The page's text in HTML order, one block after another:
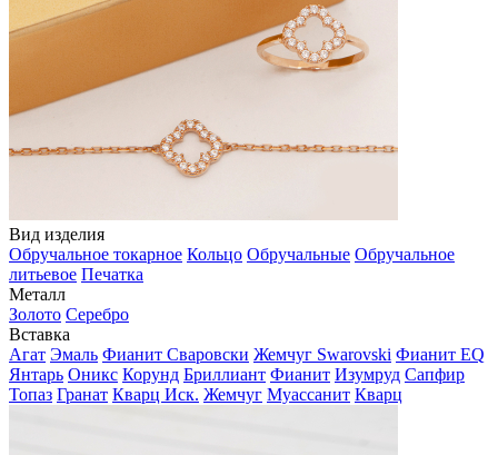
Вид изделия
Обручальное токарное Кольцо Обручальные Обручальное
литьевое Печатка
Металл
Золото Серебро
Вставка
Агат Эмаль Фианит Сваровски Жемчуг Swarovski Фианит EQ
Янтарь Оникс Корунд Бриллиант Фианит Изумруд Сапфир
Топаз Гранат Кварц Иск. Жемчуг Муассанит Кварц